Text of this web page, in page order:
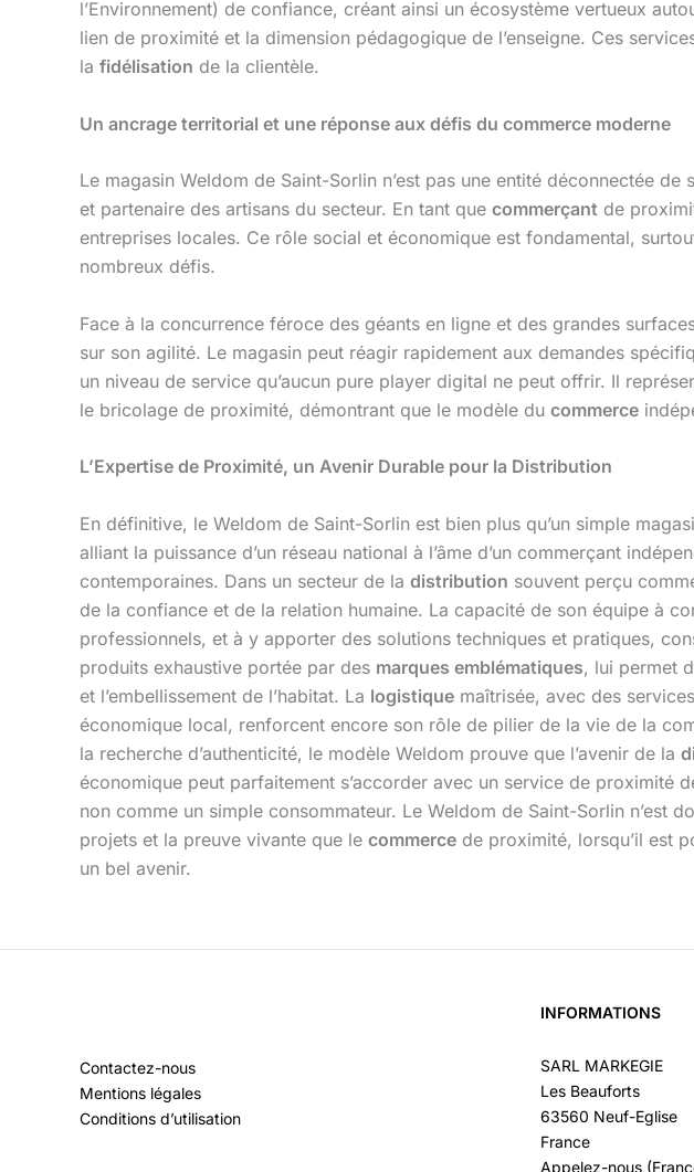
l’Environnement) de confiance, créant ainsi un écosystème vertueux
lien de proximité et la dimension pédagogique de l’enseigne. Ces
la fidélisation de la clientèle.
Un ancrage territorial et une réponse aux défis du commerce moderne
Le magasin Weldom de Saint-Sorlin n’est pas une entité déconnectée
et partenaire des artisans du secteur. En tant que commerçant de
entreprises locales. Ce rôle social et économique est fondamental,
nombreux défis.
Face à la concurrence féroce des géants en ligne et des grandes
sur son agilité. Le magasin peut réagir rapidement aux demandes
un niveau de service qu’aucun pure player digital ne peut offrir. Il
le bricolage de proximité, démontrant que le modèle du commerce
L’Expertise de Proximité, un Avenir Durable pour la Distribution
En définitive, le Weldom de Saint-Sorlin est bien plus qu’un simple
alliant la puissance d’un réseau national à l’âme d’un commerçant
contemporaines. Dans un secteur de la distribution souvent perçu
de la confiance et de la relation humaine. La capacité de son équipe à
professionnels, et à y apporter des solutions techniques et pratiques,
produits exhaustive portée par des marques emblématiques, lui permet
et l’embellissement de l’habitat. La logistique maîtrisée, avec des
économique local, renforcent encore son rôle de pilier de la vie de la
la recherche d’authenticité, le modèle Weldom prouve que l’avenir de la
économique peut parfaitement s’accorder avec un service de
non comme un simple consommateur. Le Weldom de Saint-Sorlin n’est
projets et la preuve vivante que le commerce de proximité, lorsqu’il est
un bel avenir.
Contactez-nous
Mentions légales
Conditions d’utilisation
INFORMATIONS
SARL MARKEGIE
Les Beauforts
63560 Neuf-Eglise
France
Appelez-nous